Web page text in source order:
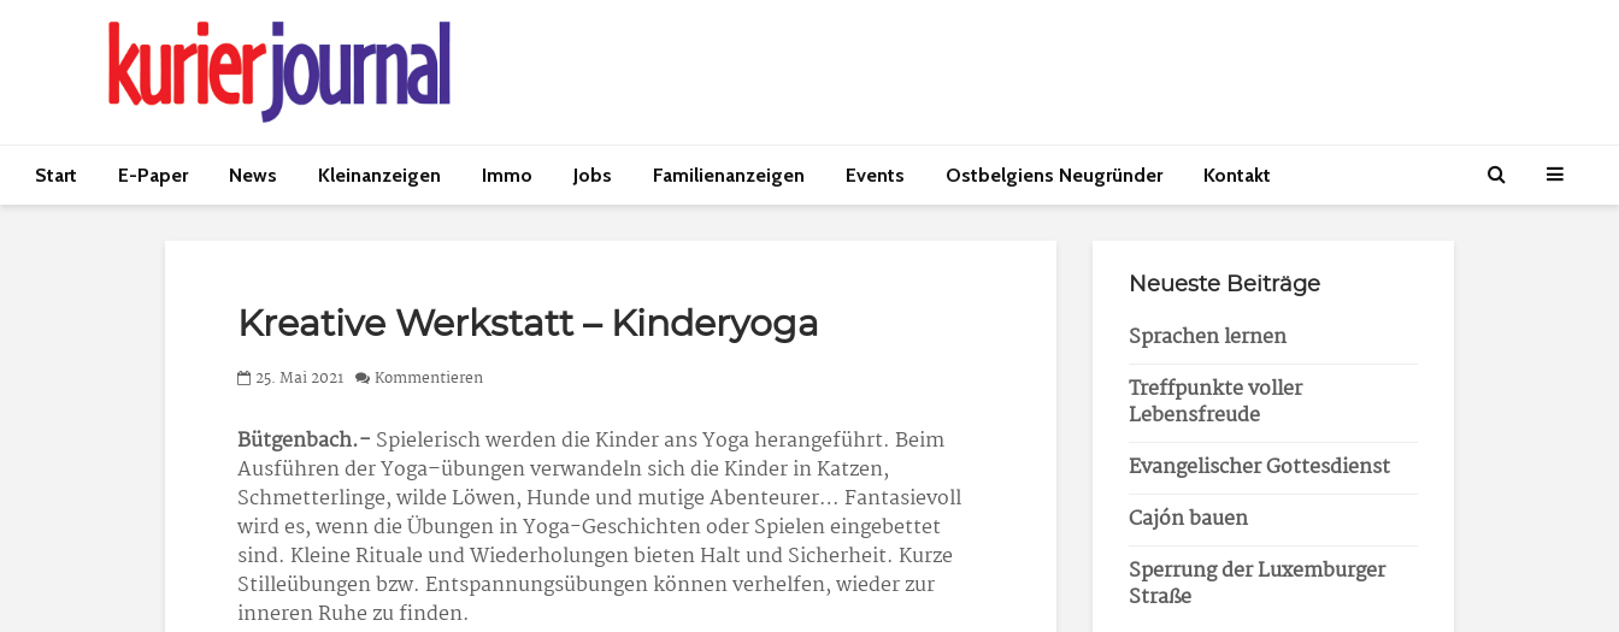
Start E-Paper News Kleinanzeigen Immo Jobs Familienanzeigen Events Ostbelgiens Neugründer Kontakt
Kreative Werkstatt – Kinderyoga
25. Mai 2021 Kommentieren
Bütgenbach.- Spielerisch werden die Kinder ans Yoga herangeführt. Beim
Ausführen der Yoga–übungen verwandeln sich die Kinder in Katzen,
Schmetterlinge, wilde Löwen, Hunde und mutige Abenteurer… Fantasievoll
wird es, wenn die Übungen in Yoga-Geschichten oder Spielen eingebettet
sind. Kleine Rituale und Wiederholungen bieten Halt und Sicherheit. Kurze
Stilleübungen bzw. Entspannungsübungen können verhelfen, wieder zur
inneren Ruhe zu finden.
Neueste Beiträge
Sprachen lernen
Treffpunkte voller
Lebensfreude
Evangelischer Gottesdienst
Cajón bauen
Sperrung der Luxemburger
Straße